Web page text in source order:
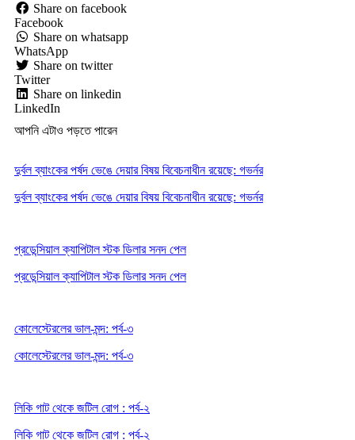
Share on facebook
Facebook
Share on whatsapp
WhatsApp
Share on twitter
Twitter
Share on linkedin
LinkedIn
আপনি এটাও পড়তে পারেন
দুর্বল ব্যাংকের পর্ষদ ভেঙে দেয়ার বিষয় বিবেচনাধীন রয়েছে: গভর্নর
দুর্বল ব্যাংকের পর্ষদ ভেঙে দেয়ার বিষয় বিবেচনাধীন রয়েছে: গভর্নর
প্রডেন্সিয়াল ক্যাপিটাল স্টক ডিলার সনদ পেল
প্রডেন্সিয়াল ক্যাপিটাল স্টক ডিলার সনদ পেল
কোলেস্টেরলের ভাল-মন্দ: পর্ব-৩
কোলেস্টেরলের ভাল-মন্দ: পর্ব-৩
লিকি গাট থেকে জটিল রোগ : পর্ব-২
লিকি গাট থেকে জটিল রোগ : পর্ব-২